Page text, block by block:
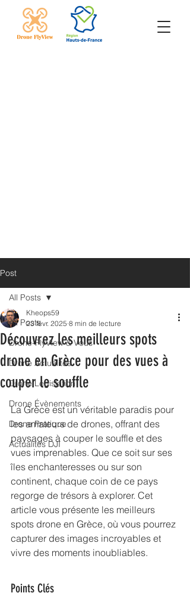
Post
All Posts
Drone-FlyView & Vous
Drone Actualités
Drone Législation
Drone Évènements
Drone Pratique
Actualités DJI
All Posts
Découvrez les meilleurs spots
drone en Grèce pour des vues à
couper le souffle
Kheops59
23 févr. 2025 8 min de lecture
La Grèce est un véritable paradis pour
les amateurs de drones, offrant des
paysages à couper le souffle et des
vues imprenables. Que ce soit sur ses
îles enchanteresses ou sur son
continent, chaque coin de ce pays
regorge de trésors à explorer. Cet
article vous présente les meilleurs
spots drone en Grèce, où vous pourrez
capturer des images incroyables et
vivre des moments inoubliables.
Points Clés